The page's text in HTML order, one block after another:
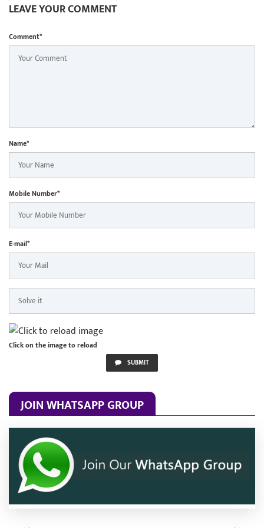
LEAVE YOUR COMMENT
Comment*
Name*
Mobile Number*
E-mail*
Click on the image to reload
SUBMIT
JOIN WHATSAPP GROUP